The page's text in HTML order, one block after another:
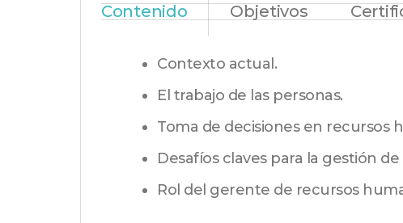
Contenido Objetivos
Contexto actual.
El trabajo de las personas.
Toma de decisiones en recursos
Desafíos claves para la gestión
Rol del gerente de recursos